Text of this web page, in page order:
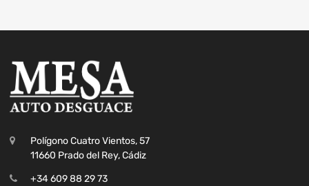
Polígono Cuatro Vientos, 57
11660 Prado del Rey, Cádiz
+34 609 88 29 73